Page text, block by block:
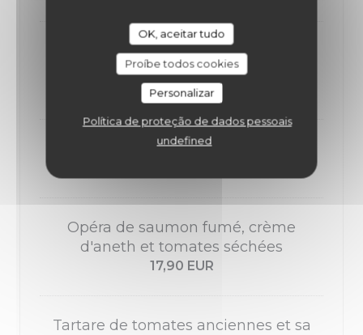
OK, aceitar tudo
Proíbe todos cookies
Personalizar
Política de proteção de dados pessoais
undefined
Caviar d'aubergine et courgettes
sautées
14,90 EUR
Salade de melon à la grecque
Opéra de saumon fumé, crème
d'aneth et tomates séchées
17,90 EUR
Tartare de tomates anciennes et sa